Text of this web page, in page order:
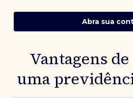
Abra sua
Vantagens
uma